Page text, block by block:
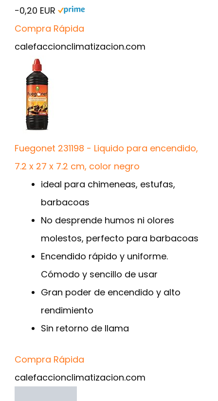
−0,20 EUR
Compra Rápida
calefaccionclimatizacion.com
Fuegonet 231198 - Liquido para encendido,
7.2 x 27 x 7.2 cm, color negro
ideal para chimeneas, estufas,
barbacoas
No desprende humos ni olores
molestos, perfecto para barbacoas
Encendido rápido y uniforme.
Cómodo y sencillo de usar
Gran poder de encendido y alto
rendimiento
Sin retorno de llama
Compra Rápida
calefaccionclimatizacion.com